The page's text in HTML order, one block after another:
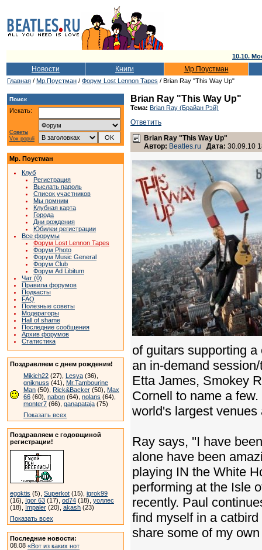
10.10.
Новости Книги Мр.Поустман
Главная / Мр.Поустман / Форум Lost Lennon Tapes / Brian Ray "This Way Up"
Поиск
Искать:
Советы
Vox populi
Мр. Поустман
Клуб
Регистрация
Выслать пароль
Список участников
Мы помним
Клубная карта
Города
Дни рождения
Юбилеи регистрации
Все форумы
Форум Lost Lennon Tapes
Форум Photo
Форум Music General
Форум Club
Форум Ad Libitum
Чат (0)
Правила форумов
Подкасты
FAQ
Полезные советы
Модераторы
Hall of shame
Последние сообщения
Архив форумов
Статистика
Поздравляем с днем рождения!
Mikich22 (27), Lesya (36),
gniknuss (41), Mr.Tambourine
Man (50), Rick&Backer (50), Max
66 (60), nabon (64), nolans (64),
monter7 (66), ganapataja (75)
Показать всех
Поздравляем с годовщиной
регистрации!
egoktis (5), Superkot (15), igrok99
(16), Igor 63 (17), od74 (18), уоллес
(18), Impaler (20), akash (23)
Показать всех
Последние новости:
08.08 «Вот из каких нот
Brian Ray "This Way Up"
Тема: Brian Ray (Брайан Рэй)
Ответить
Brian Ray "This Way Up"
Автор: Beatles.ru Дата: 30.09.10
of guitars supporting
an in-demand
Etta James, Smokey
Cornell to name a
world's largest
Ray says, ''I have
alone have been
playing IN the White
performing at the Isle
recently. Paul
find myself in a
share some of my